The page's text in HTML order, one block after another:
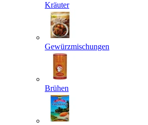
Kräuter
Gewürzmischungen
Brühen